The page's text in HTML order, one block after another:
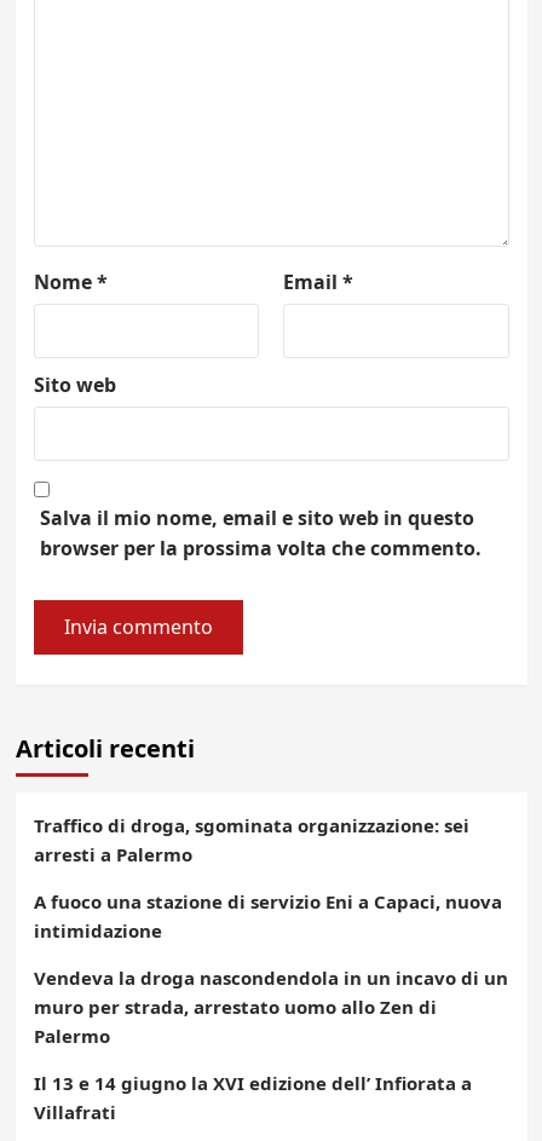
Nome* Email *
Sito web
Salva il mio nome, email e sito web in questo
browser per la prossima volta che commento.
Articoli recenti
Traffico di droga, sgominata organizzazione: sei
arresti a Palermo
A fuoco una stazione di servizio Eni a Capaci, nuova
intimidazione
Vendeva la droga nascondendola in un incavo di un
muro per strada, arrestato uomo allo Zen di
Palermo
Il 13 e 14 giugno la XVI edizione dell’ Infiorata a
Villafrati